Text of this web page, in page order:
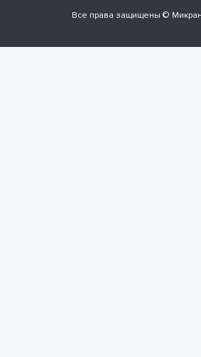
Все права защищены ©